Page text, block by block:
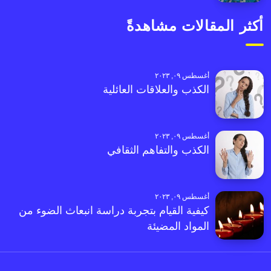
أكثر المقالات مشاهدةً
أغسطس ٠٩, ٢٠٢٣
الكذب والعلاقات العائلية
أغسطس ٠٩, ٢٠٢٣
الكذب والتفاهم الثقافي
أغسطس ٠٩, ٢٠٢٣
كيفية القيام بتجربة دراسة انبعاث الضوء من
المواد المضيئة